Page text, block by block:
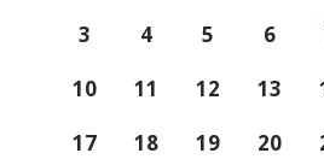
3
4 5 6
10
11 12 13
17
18 19 20